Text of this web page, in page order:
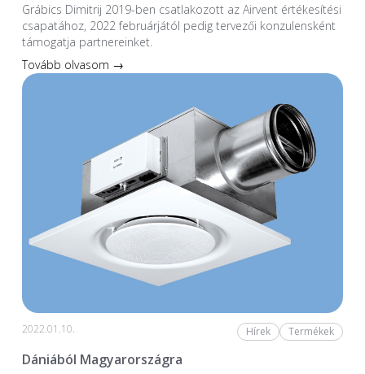
Grábics Dimitrij 2019-ben csatlakozott az Airvent értékesítési
csapatához, 2022 februárjától pedig tervezői konzulensként
támogatja partnereinket.
Tovább olvasom →
2022.01.10. Hírek Termékek
Dániából Magyarországra